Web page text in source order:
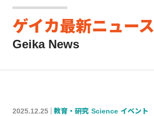
ゲイカ最新ニュース
Geika News
2025.12.25 教育・研究 Science イベント